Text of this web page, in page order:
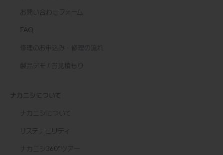
お問い合わせフォーム
FAQ
修理のお申込み・修理の流れ
製品デモ / お見積もり
ナカニシについて
ナカニシについて
サステナビリティ
ナカニシ360°ツアー